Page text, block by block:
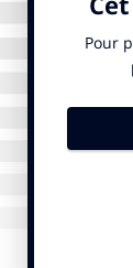
il est
les résultats
en
sur 12 IA
EcoIndex
: